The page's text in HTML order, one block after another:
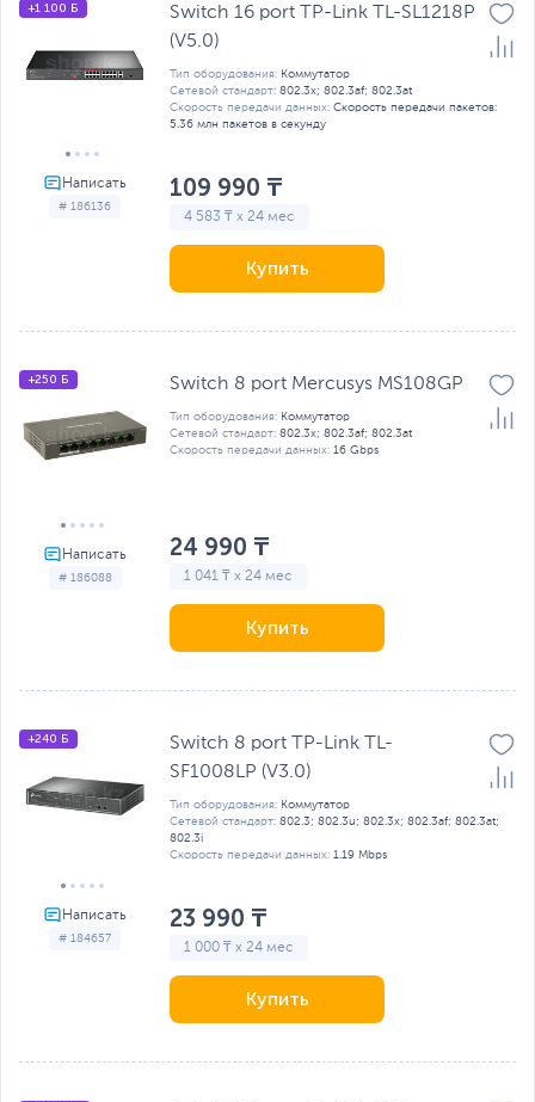
# 186136
+1 100 Б
Switch 16 port TP-Link TL-SL1218P
(V5.0)
Тип оборудования: Коммутатор
Сетевой стандарт: 802.3x; 802.3af; 802.3at
Скорость передачи данных: Скорость передачи пакетов:
5.36 млн пакетов в секунду
109 990 ₸
4 583 ₸ x 24 мес
Купить
# 186088
+250 Б Switch 8 port Mercusys MS108GP
Тип оборудования: Коммутатор
Сетевой стандарт: 802.3x; 802.3af; 802.3at
Скорость передачи данных: 16 Gbps
24 990 ₸
1 041 ₸ x 24 мес
Купить
# 184657
+240 Б
Switch 8 port TP-Link TL-
SF1008LP (V3.0)
Тип оборудования: Коммутатор
Сетевой стандарт: 802.3; 802.3u; 802.3x; 802.3af; 802.3at;
802.3i
Скорость передачи данных: 1.19 Mbps
23 990 ₸
1 000 ₸ x 24 мес
Купить